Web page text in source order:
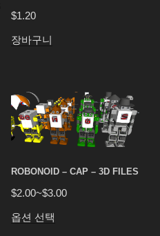
$1.20
장바구니
ROBONOID – CAP – 3D FILES
$2.00~$3.00
옵션 선택